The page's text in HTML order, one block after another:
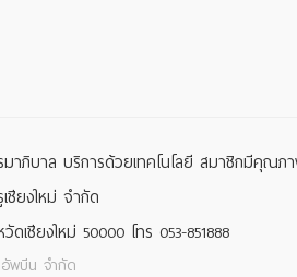
าภิบาล บริการด้วยเทคโนโลยี สมาชิกมีคุณภ
ยงใหม่ จำกัด
เชียงใหม่ 50000 โทร 053-851888
พบีน จำกัด